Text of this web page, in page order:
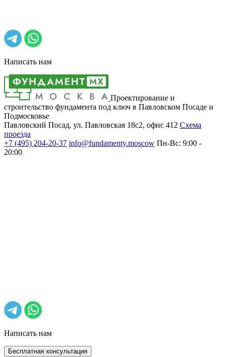
Написать нам
Проектирование и
строительство фундамента под ключ в Павловском Посаде и
Подмосковье
Павловский Посад, ул. Павловская 18с2, офис 412 Cхема
проезда
+7 (495) 204-20-37 info@fundamenty.moscow Пн-Вс: 9:00 -
20:00
Написать нам
Бесплатная консультация